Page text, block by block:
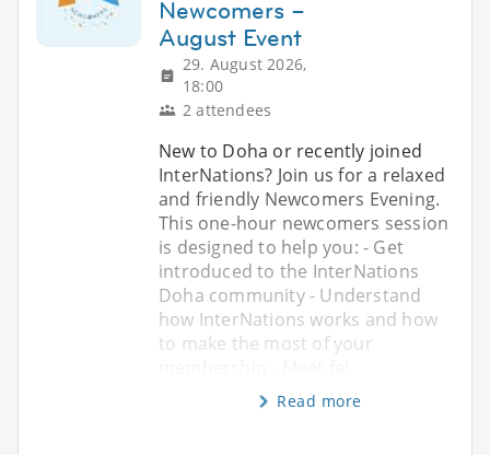
Newcomers –
August Event
29. August 2026,
18:00
2 attendees
New to Doha or recently joined
InterNations? Join us for a relaxed
and friendly Newcomers Evening.
This one-hour newcomers session
is designed to help you: - Get
introduced to the InterNations
Doha community - Understand
how InterNations works and how
to make the most of your
Read more